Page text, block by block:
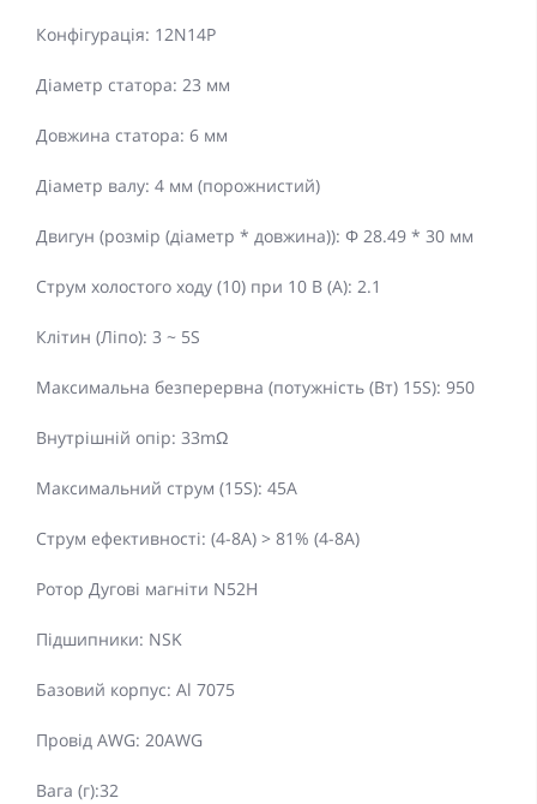
Конфігурація: 12N14P
Діаметр статора: 23 мм
Довжина статора: 6 мм
Діаметр валу: 4 мм (порожнистий)
Двигун (розмір (діаметр * довжина)): Φ 28.49 * 30 мм
Струм холостого ходу (10) при 10 В (А): 2.1
Клітин (Ліпо): 3 ~ 5S
Максимальна безперервна (потужність (Вт) 15S): 950
Внутрішній опір: 33mΩ
Максимальний струм (15S): 45A
Струм ефективності: (4-8A) > 81% (4-8A)
Ротор Дугові магніти N52H
Підшипники: NSK
Базовий корпус: Al 7075
Провід AWG: 20AWG
Вага (г):32